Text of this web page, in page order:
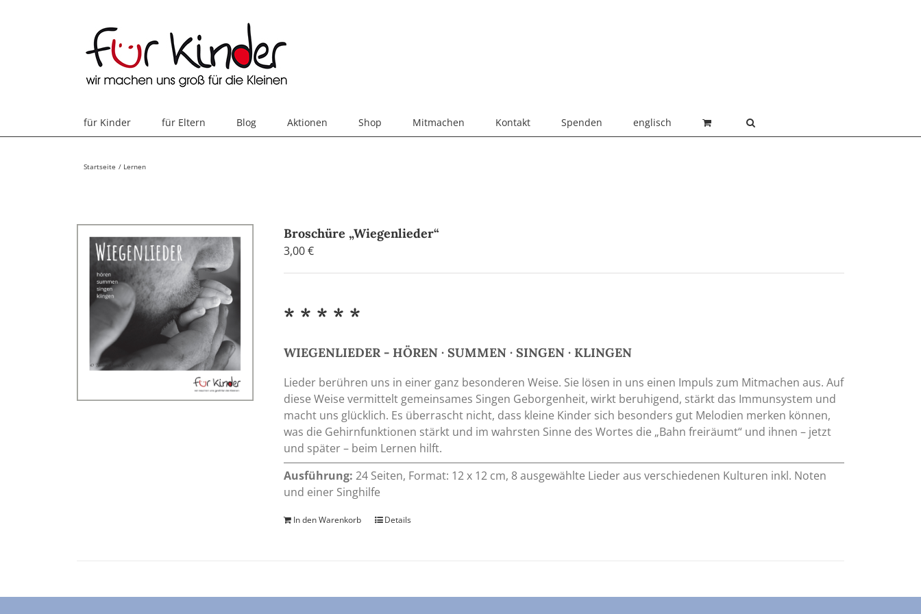
für Kinder für Eltern Blog Aktionen Shop Mitmachen Kontakt Spenden englisch
Startseite Lernen
Broschüre „Wiegenlieder“
3,00€
* * * * *
WIEGENLIEDER - HÖREN · SUMMEN · SINGEN · KLINGEN
Lieder berühren uns in einer ganz besonderen Weise. Sie lösen in uns einen Impuls zum Mitmachen aus. Auf
diese Weise vermittelt gemeinsames Singen Geborgenheit, wirkt beruhigend, stärkt das Immunsystem und
macht uns glücklich. Es überrascht nicht, dass kleine Kinder sich besonders gut Melodien merken können,
was die Gehirnfunktionen stärkt und im wahrsten Sinne des Wortes die „Bahn freiräumt“ und ihnen – jetzt
und später – beim Lernen hilft.
Ausführung: 24 Seiten, Format: 12 x 12 cm, 8 ausgewählte Lieder aus verschiedenen Kulturen inkl. Noten
und einer Singhilfe
In den Warenkorb Details